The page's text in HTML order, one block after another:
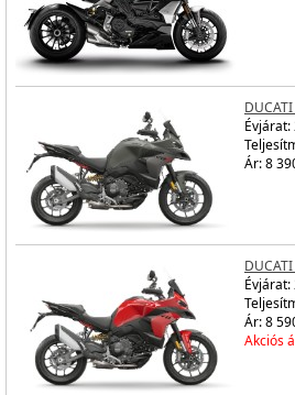
Évjárat:
Ár: 8
Évjárat:
Ár: 8
Akciós